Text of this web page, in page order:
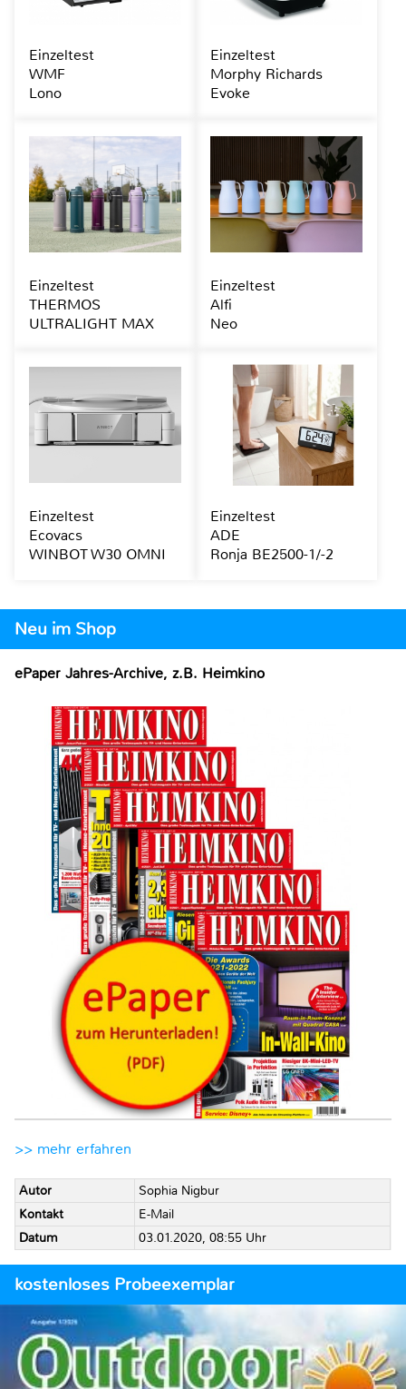
Neu im Shop
ePaper Jahres-Archive, z.B. Heimkino
>> mehr erfahren
Autor
Sophia Nigbur
Kontakt
E-Mail
Datum
03.01.2020, 08:55 Uhr
kostenloses Probeexemplar
Einzeltest
WMF
Lono
Einzeltest
Morphy Richards
Evoke
Einzeltest
THERMOS
ULTRALIGHT MAX
Einzeltest
Alfi
Neo
Einzeltest
Ecovacs
WINBOT W30 OMNI
Einzeltest
ADE
Ronja BE2500-1/-2